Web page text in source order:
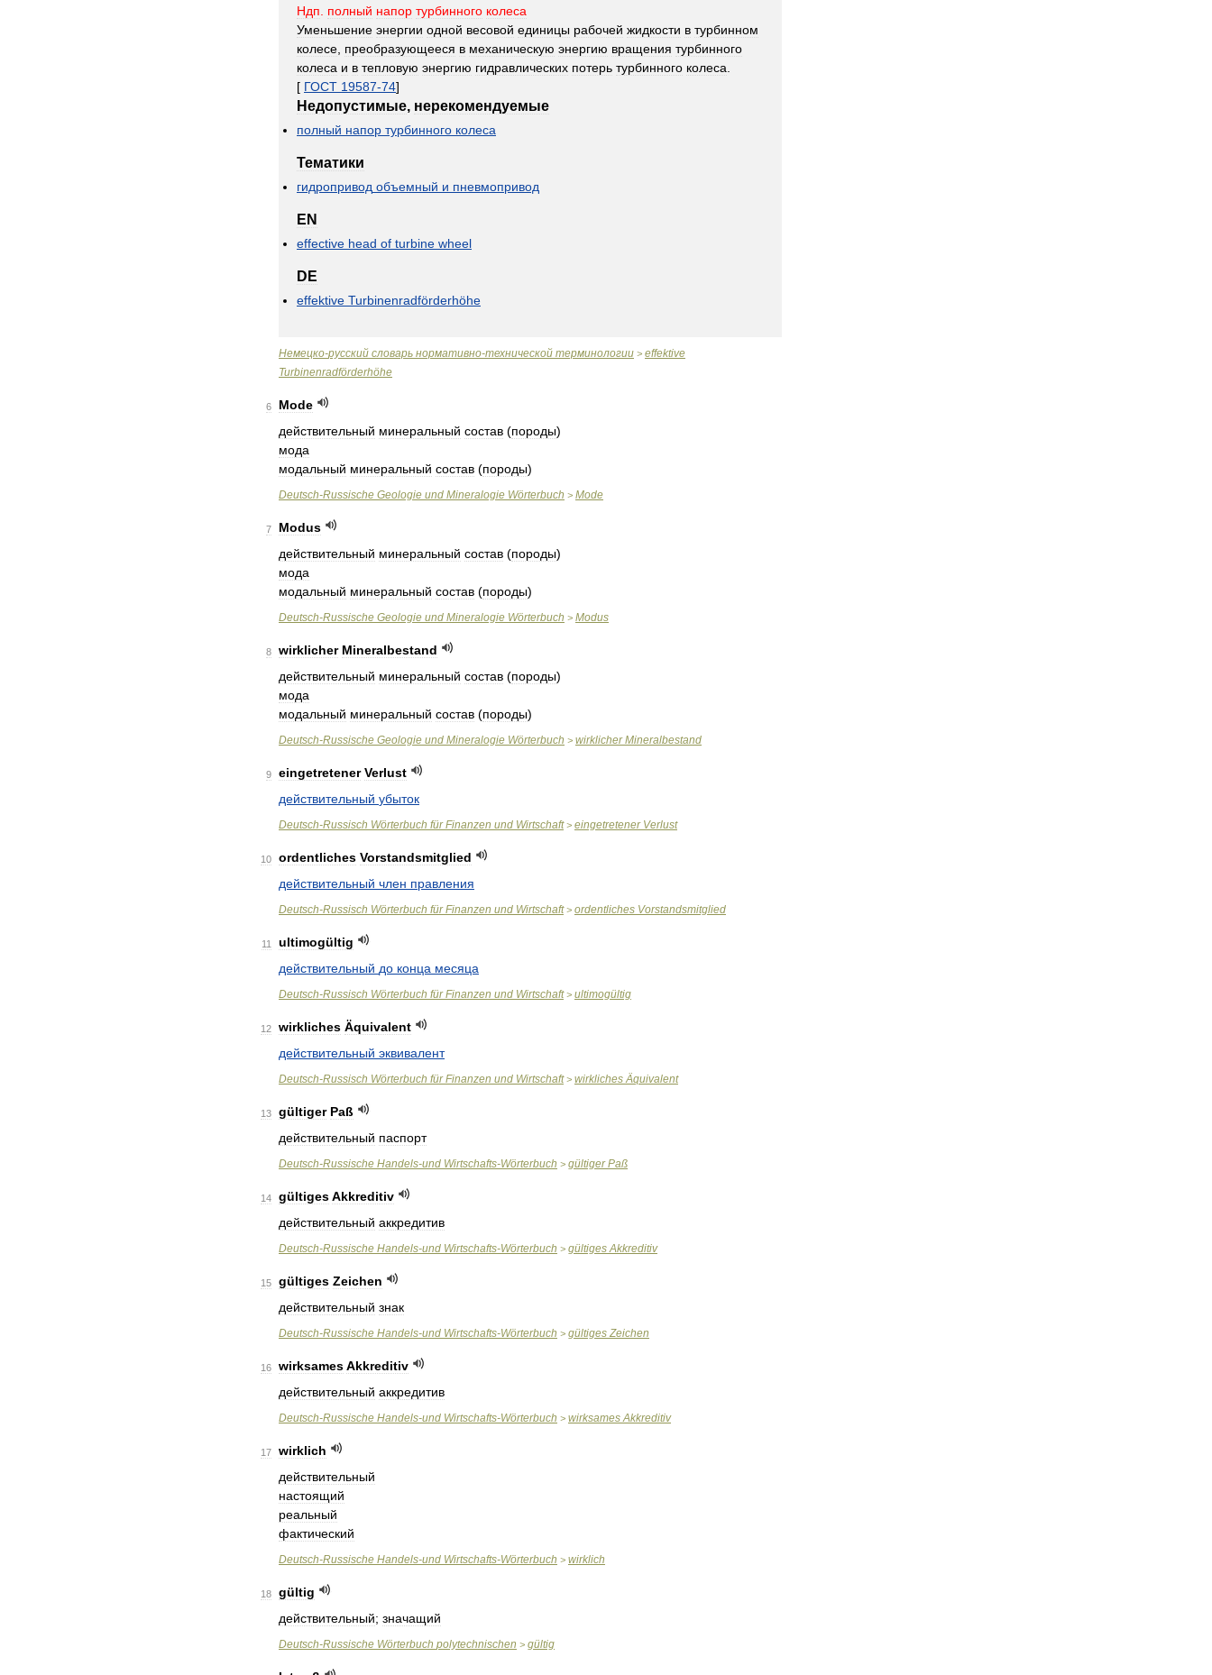
Ндп
полный напор турбинного колеса
Уменьшение энергии одной весовой единицы рабочей жидкости в турбинном
колесе преобразующееся в механическую энергию вращения турбинного
колеса и в тепловую энергию гидравлических потерь турбинного колеса
[ ГОСТ 19587-74]
Недопустимые, нерекомендуемые
полный напор турбинного колеса
Тематики
гидропривод объемный и пневмопривод
EN
effective head of turbine wheel
DE
effektive Turbinenradförderhöhe
Немецко-русский словарь нормативно-технической терминологии > effektive
Turbinenradförderhöhe
6
Mode
действительный минеральный состав (породы)
мода
модальный минеральный состав (породы)
Deutsch-Russische Geologie und Mineralogie Wörterbuch > Mode
7
Modus
действительный минеральный состав (породы)
мода
модальный минеральный состав (породы)
Deutsch-Russische Geologie und Mineralogie Wörterbuch > Modus
8 wirklicher Mineralbestand
действительный минеральный состав (породы)
мода
модальный минеральный состав (породы)
Deutsch-Russische Geologie und Mineralogie Wörterbuch > wirklicher Mineralbestand
9 eingetretener Verlust
действительный убыток
Deutsch-Russisch Wörterbuch für Finanzen und Wirtschaft> eingetretener Verlust
10 ordentliches Vorstandsmitglied
действительный член правления
Deutsch-Russisch Wörterbuch für Finanzen und Wirtschaft> ordentliches Vorstandsmitglied
11
ultimogültig
действительный до конца месяца
Deutsch-Russisch Wörterbuch für Finanzen und Wirtschaft> ultimogültig
12 wirkliches Äquivalent
действительный эквивалент
Deutsch-Russisch Wörterbuch für Finanzen und Wirtschaft> wirkliches Äquivalent
13 gültiger Paß
действительный паспорт
Deutsch-Russische Handels-und Wirtschafts-Wörterbuch > gültiger Paß
14 gültigesAkkreditiv
действительный аккредитив
Deutsch-Russische Handels-und Wirtschafts-Wörterbuch > gültiges Akkreditiv
15 gültiges Zeichen
действительный знак
Deutsch-Russische Handels-und Wirtschafts-Wörterbuch > gültiges Zeichen
16 wirksamesAkkreditiv
действительный аккредитив
Deutsch-Russische Handels-und Wirtschafts-Wörterbuch > wirksames Akkreditiv
17
wirklich
действительный
настоящий
реальный
фактический
Deutsch-Russische Handels-und Wirtschafts-Wörterbuch > wirklich
18
gültig
действительный; значащий
Deutsch-Russische Wörterbuch polytechnischen > gültig